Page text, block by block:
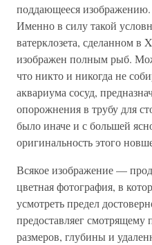
поддающееся
Именно в силу такой
ватерклозета, сделанном в
изображен полным рыб.
что никто и никогда не
аквариума сосуд,
опорожнения в трубу для
было иначе и с большей
оригинальность этого
Всякое изображение —
цветная фотография, в
усмотреть предел
предоставляег
размеров, глубины и